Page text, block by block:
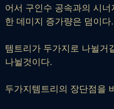
어서 구인수 공속과의 시
한 데미지 증가량은 덤이다.
템트리가 두가지로 나뉠거
나뉠것이다.
두가지템트리의 장단점을